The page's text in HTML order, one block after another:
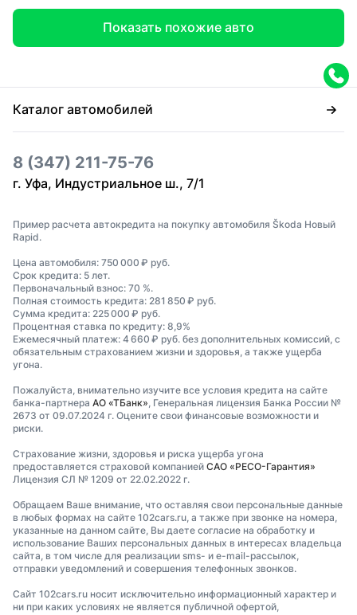
Показать похожие авто
Каталог автомобилей
8 (347) 211-75-76
г. Уфа, Индустриальное ш., 7/1
Пример расчета автокредита на покупку автомобиля Škoda Новый
Rapid.
Цена автомобиля: 750 000 ₽ руб.
Срок кредита: 5 лет.
Первоначальный взнос: 70 %.
Полная стоимость кредита: 281 850 ₽ руб.
Сумма кредита: 225 000 ₽ руб.
Процентная ставка по кредиту: 8,9%
Ежемесячный платеж: 4 660 ₽ руб. без дополнительных комиссий, с
обязательным страхованием жизни и здоровья, а также ущерба
угона.
Пожалуйста, внимательно изучите все условия кредита на сайте
банка-партнера АО «ТБанк» , Генеральная лицензия Банка России №
2673 от 09.07.2024 г. Оцените свои финансовые возможности и
риски.
Страхование жизни, здоровья и риска ущерба угона
предоставляется страховой компанией САО «РЕСО-Гарантия»
Лицензия СЛ № 1209 от 22.02.2022 г.
Обращаем Ваше внимание, что оставляя свои персональные данные
в любых формах на сайте 102cars.ru, а также при звонке на номера,
указанные на данном сайте, Вы даете согласие на обработку и
использование Ваших персональных данных в интересах владельца
сайта, в том числе для реализации sms- и e-mail-рассылок,
отправки уведомлений и совершения телефонных звонков.
Сайт 102cars.ru носит исключительно информационный характер и
ни при каких условиях не является публичной офертой,